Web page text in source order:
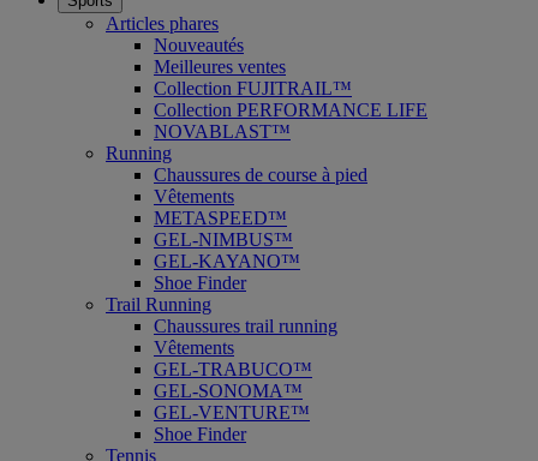
Articles phares
Nouveautés
Meilleures ventes
Collection FUJITRAIL™
Collection PERFORMANCE LIFE
NOVABLAST™
Running
Chaussures de course à pied
Vêtements
METASPEED™
GEL-NIMBUS™
GEL-KAYANO™
Shoe Finder
Trail Running
Chaussures trail running
Vêtements
GEL-TRABUCO™
GEL-SONOMA™
GEL-VENTURE™
Shoe Finder
Tennis